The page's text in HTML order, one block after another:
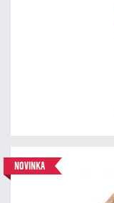
NOVINKA